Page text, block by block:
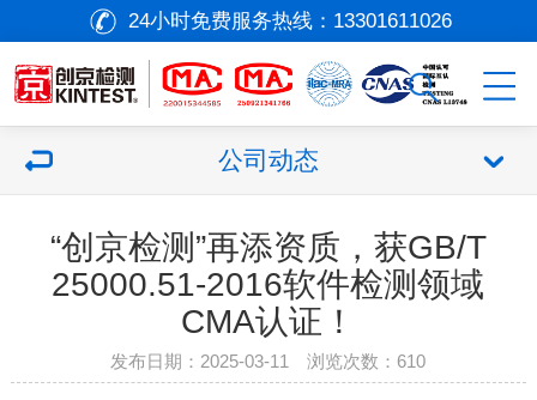
24小时免费服务热线： 13301611026
公司动态
“创京检测”再添资质，获GB/T
25000.51-2016软件检测领域
CMA认证！
发布日期：2025-03-11 浏览次数： 610